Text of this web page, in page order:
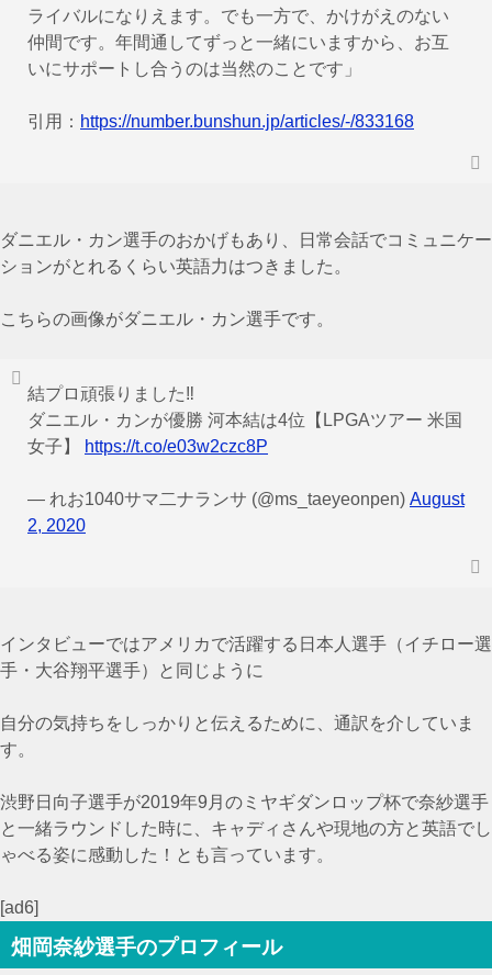
ライバルになりえます。でも一方で、かけがえのない
仲間です。年間通してずっと一緒にいますから、お互
いにサポートし合うのは当然のことです」
引用： https://number.bunshun.jp/articles/-/833168
ダニエル・カン選手のおかげもあり、日常会話でコミュニケー
ションがとれるくらい英語力はつきました。
こちらの画像がダニエル・カン選手です。
結プロ頑張りました‼️
ダニエル・カンが優勝 河本結は4位【LPGAツアー 米国
女子】
https://t.co/e03w2czc8P
— れお1040サマ二ナランサ (@ms_taeyeonpen) August
2, 2020
インタビューではアメリカで活躍する日本人選手（イチロー選
手・大谷翔平選手）と同じように
自分の気持ちをしっかりと伝えるために、通訳を介していま
す。
渋野日向子選手が2019年9月のミヤギダンロップ杯で奈紗選手
と一緒ラウンドした時に、キャディさんや現地の方と英語でし
ゃべる姿に感動した！とも言っています。
[ad6]
畑岡奈紗選手のプロフィール